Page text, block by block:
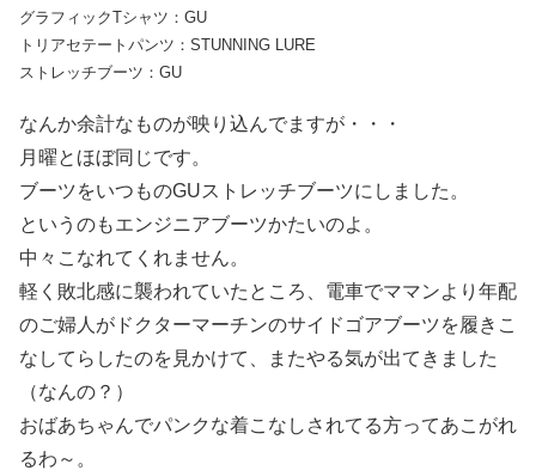
グラフィックTシャツ：GU
トリアセテートパンツ：STUNNING LURE
ストレッチブーツ：GU
なんか余計なものが映り込んでますが・・・
月曜とほぼ同じです。
ブーツをいつものGUストレッチブーツにしました。
というのもエンジニアブーツかたいのよ。
中々こなれてくれません。
軽く敗北感に襲われていたところ、電車でママンより年配
のご婦人がドクターマーチンのサイドゴアブーツを履きこ
なしてらしたのを見かけて、またやる気が出てきました
（なんの？）
おばあちゃんでパンクな着こなしされてる方ってあこがれ
るわ～。